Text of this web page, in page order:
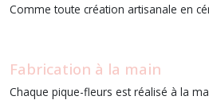
Comme toute création artisanale en
Fabrication à la main
Chaque pique-fleurs est réalisé à la